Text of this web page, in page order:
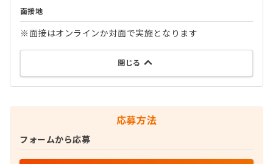
面接地
※面接はオンラインか対面で実施となります
閉じる
応募方法
フォームから応募